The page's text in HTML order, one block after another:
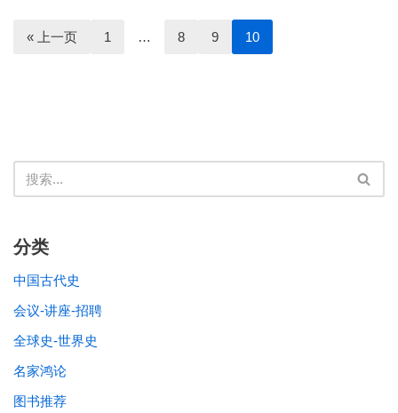
« 上一页 1 … 8 9 10
分类
中国古代史
会议-讲座-招聘
全球史-世界史
名家鸿论
图书推荐